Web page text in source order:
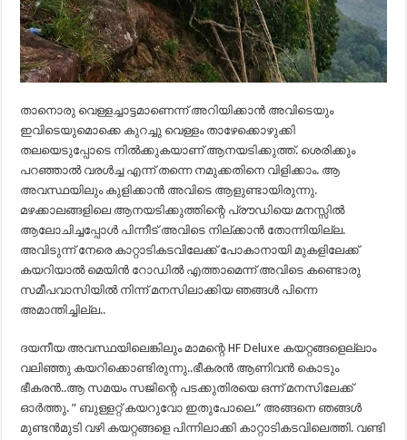
താനൊരു വെള്ളച്ചാട്ടമാണെന്ന് അറിയിക്കാൻ അവിടെയും
ഇവിടെയുമൊക്കെ കുറച്ചു വെള്ളം താഴേക്കൊഴുക്കി
തലയെടുപ്പോടെ നിൽക്കുകയാണ് ആനയടിക്കുത്ത്. ശെരിക്കും
പറഞ്ഞാൽ വരൾച്ച എന്ന് തന്നെ നമുക്കതിനെ വിളിക്കാം. ആ
അവസ്ഥയിലും കുളിക്കാൻ അവിടെ ആളുണ്ടായിരുന്നു.
മഴക്കാലങ്ങളിലെ ആനയടിക്കുത്തിന്റെ പ്രൗഡിയെ മനസ്സിൽ
ആലോചിച്ചപ്പോൾ പിന്നീട് അവിടെ നില്ക്കാൻ തോന്നിയില്ല.
അവിടുന്ന് നേരെ കാറ്റാടികടവിലേക്ക് പോകാനായി മുകളിലേക്ക്
കയറിയാൽ മെയിൻ റോഡിൽ എത്താമെന്ന് അവിടെ കണ്ടൊരു
സമീപവാസിയിൽ നിന്ന് മനസിലാക്കിയ ഞങ്ങൾ പിന്നെ
അമാന്തിച്ചില്ല..
ദയനീയ അവസ്ഥയിലെങ്കിലും മാമന്റെ HF Deluxe കയറ്റങ്ങളെല്ലാം
വലിഞ്ഞു കയറിക്കൊണ്ടിരുന്നു..ഭീകരൻ ആണിവൻ കൊടും
ഭീകരൻ..ആ സമയം സജിന്റെ പടക്കുതിരയെ ഒന്ന് മനസിലേക്ക്
ഓർത്തു. ” ബുള്ളറ്റ് കയറുവോ ഇതുപോലെ.” അങ്ങനെ ഞങ്ങൾ
മുണ്ടൻമുടി വഴി കയറ്റങ്ങളെ പിന്നിലാക്കി കാറ്റാടികടവിലെത്തി. വണ്ടി